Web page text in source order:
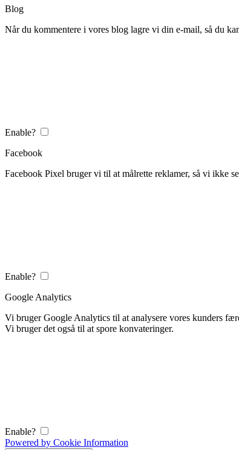
Blog
Når du kommentere i vores blog lagre vi din e-mail, så du
Enable?
Facebook
Facebook Pixel bruger vi til at målrette reklamer, så vi ikke
Enable?
Google Analytics
Vi bruger Google Analytics til at analysere vores kunders
Vi bruger det også til at spore konvateringer.
Enable?
Powered by Cookie Information